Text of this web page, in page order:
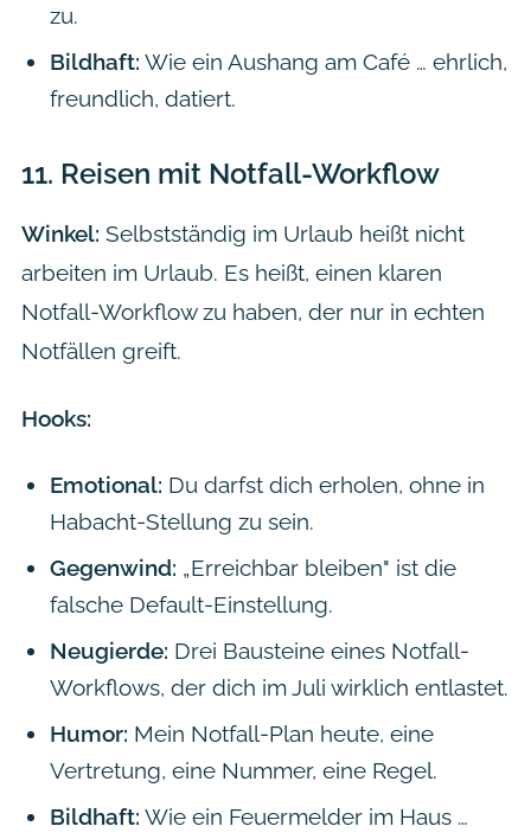
zu.
Bildhaft: Wie ein Aushang am Café … ehrlich,
freundlich, datiert.
11. Reisen mit Notfall-Workflow
Winkel: Selbstständig im Urlaub heißt nicht
arbeiten im Urlaub. Es heißt, einen klaren
Notfall-Workflow zu haben, der nur in echten
Notfällen greift.
Hooks:
Emotional: Du darfst dich erholen, ohne in
Habacht-Stellung zu sein.
Gegenwind: „Erreichbar bleiben" ist die
falsche Default-Einstellung.
Neugierde: Drei Bausteine eines Notfall-
Workflows, der dich im Juli wirklich entlastet.
Humor: Mein Notfall-Plan heute, eine
Vertretung, eine Nummer, eine Regel.
Bildhaft: Wie ein Feuermelder im Haus …